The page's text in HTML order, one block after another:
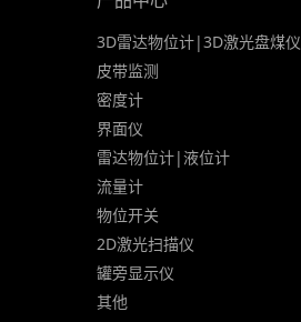
3D雷达物位计|3D激光盘煤仪
皮带监测
密度计
界面仪
雷达物位计|液位计
流量计
物位开关
2D激光扫描仪
罐旁显示仪
其他